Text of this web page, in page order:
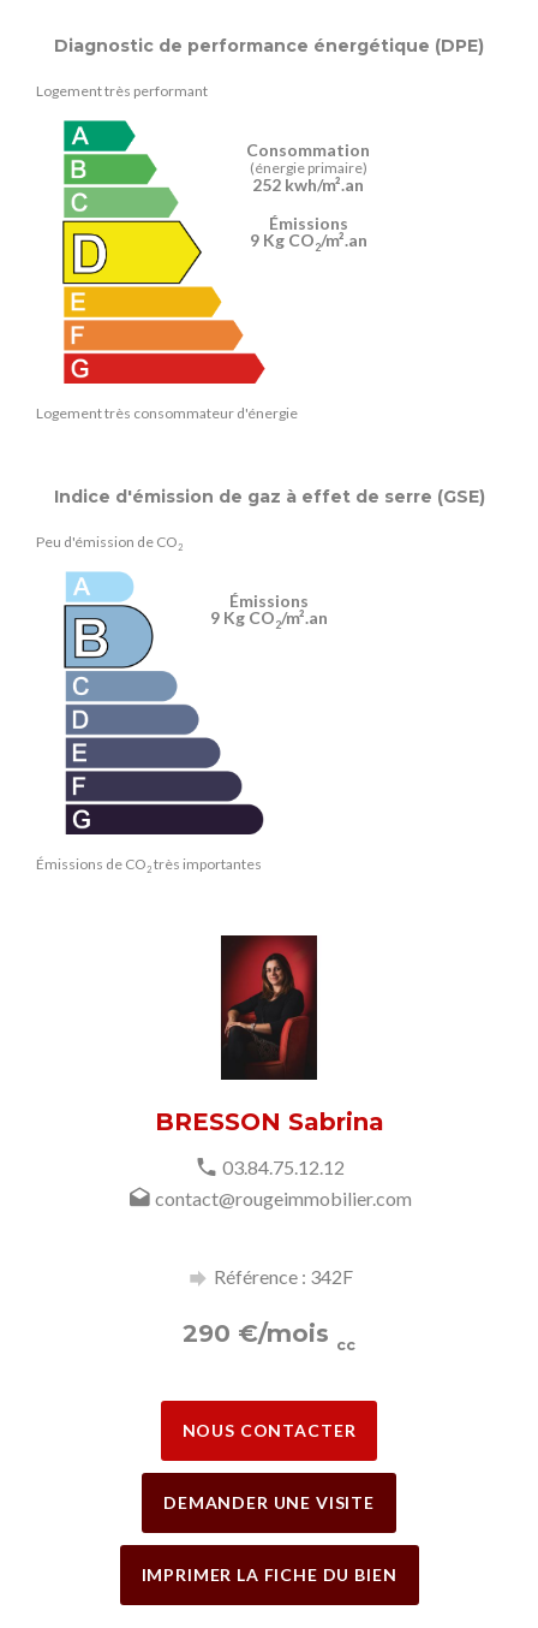
Diagnostic de performance énergétique (DPE)
Logement très performant
Logement très consommateur d'énergie
Consommation
(énergie primaire)
252 kwh/m².an
Émissions
9 Kg CO2/m².an
Indice d'émission de gaz à effet de serre (GSE)
Peu d'émission de CO2
Émissions de CO2 très importantes
Émissions
9 Kg CO2/m².an
BRESSON Sabrina
03.84.75.12.12
contact@rougeimmobilier.com
Référence : 342F
290 €/mois cc
NOUS CONTACTER
DEMANDER UNE VISITE
IMPRIMER LA FICHE DU BIEN